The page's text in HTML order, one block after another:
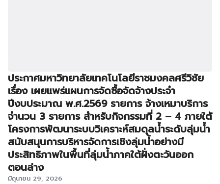
ประกาศมหาวิทยาลัยเทคโนโลยีราชมงคลศรีวิชัย
เรื่อง เผยแพร่แผนการจัดซื้อจัดจ้างประจำ
ปีงบประมาณ พ.ศ.2569 รายการ จ้างเหมาบริการ
จำนวน 3 รายการ สำหรับกิจกรรมที่ 2 – 4 ภายใต้
โครงการพัฒนาระบบวิเคราะห์สมดุลน้ำระดับลุ่มน้ำ
สนับสนุนการบริหารจัดการเชิงลุ่มน้ำอย่างมี
ประสิทธิภาพในพื้นที่ลุ่มน้ำภาคใต้ฝั่งตะวันออก
ตอนล่าง
มิถุนายน 29, 2026